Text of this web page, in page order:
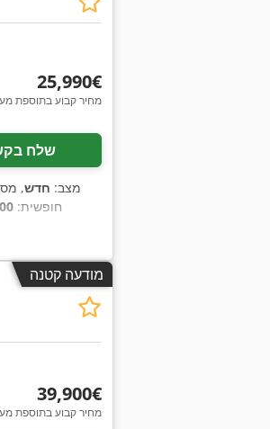
‏25,990 ‏€
מחיר קבוע בתוספת
שלח
מצב: חדש,
חופשית:
מודעה קטנה
‏39,900 ‏€
מחיר קבוע בתוספת